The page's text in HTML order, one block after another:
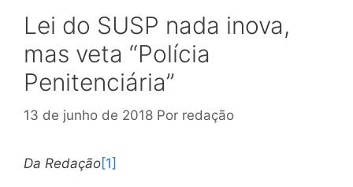
Lei do SUSP nada inova,
mas veta “Polícia
Penitenciária”
13 de junho de 2018 Por redação
Da Redação[1]